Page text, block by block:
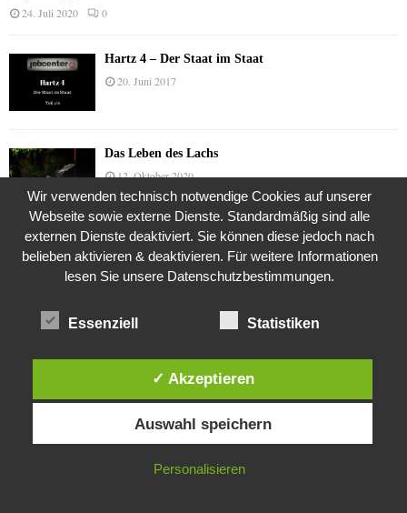
24. Juli 2020 0
Hartz 4 – Der Staat im Staat
20. Juni 2017
Das Leben des Lachs
12. Oktober 2020
Die Geschichte der Kubushäuser
9. Juli 2018
Diese Website verwendet Cookies. Durch die weitere Nutzung dieser
Website stimmst du der Verwendung von Cookies zu.
IN ORDNUNG
Wir verwenden technisch notwendige Cookies auf unserer
Webseite sowie externe Dienste. Standardmäßig sind alle
externen Dienste deaktiviert. Sie können diese jedoch nach
belieben aktivieren & deaktivieren. Für weitere Informationen
lesen Sie unsere Datenschutzbestimmungen.
Essenziell Statistiken
✓ Akzeptieren
Auswahl speichern
Personalisieren